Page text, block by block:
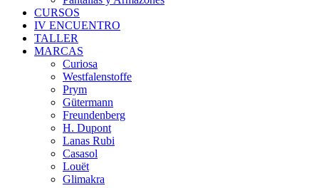
CURSOS
IV ENCUENTRO
TALLER
MARCAS
Curiosa
Westfalenstoffe
Prym
Gütermann
Freundenberg
H. Dupont
Lanas Rubi
Casasol
Louët
Glimakra